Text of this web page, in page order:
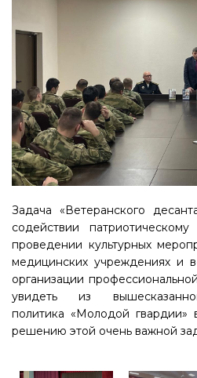
Задача «Ветеранского
содействии
проведении культурных
медицинских учреждениях и
организации
увидеть из
политика «Молодой гвардии»
решению этой очень важной